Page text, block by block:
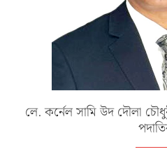
লে. কর্নেল সামি উদ দৌলা